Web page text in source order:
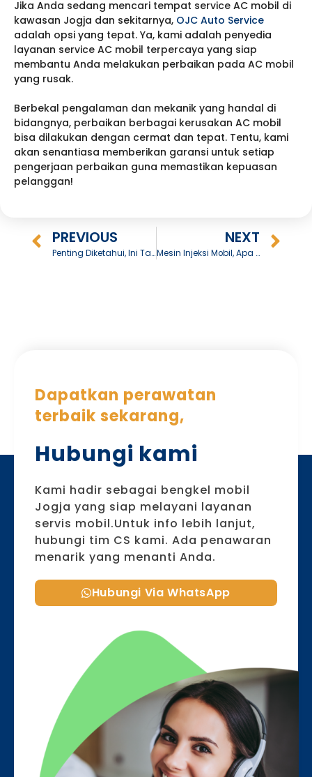
Jika Anda sedang mencari tempat service AC mobil di
kawasan Jogja dan sekitarnya, OJC Auto Service
adalah opsi yang tepat. Ya, kami adalah penyedia
layanan service AC mobil terpercaya yang siap
membantu Anda melakukan perbaikan pada AC mobil
yang rusak.
Berbekal pengalaman dan mekanik yang handal di
bidangnya, perbaikan berbagai kerusakan AC mobil
bisa dilakukan dengan cermat dan tepat. Tentu, kami
akan senantiasa memberikan garansi untuk setiap
pengerjaan perbaikan guna memastikan kepuasan
pelanggan!
PREVIOUS
Penting Diketahui, Ini Tanda Power Steering Bermasalah!
NEXT
Mesin Injeksi Mobil, Apa Kelebihannya?
Dapatkan perawatan
terbaik sekarang,
Hubungi kami
Kami hadir sebagai bengkel mobil
Jogja yang siap melayani layanan
servis mobil.Untuk info lebih lanjut,
hubungi tim CS kami. Ada penawaran
menarik yang menanti Anda.
Hubungi Via WhatsApp